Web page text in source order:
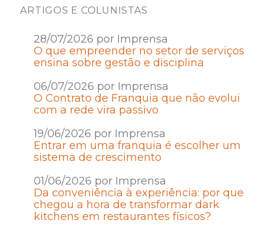
ARTIGOS E COLUNISTAS
28/07/2026 por Imprensa
O que empreender no setor de serviços
ensina sobre gestão e disciplina
06/07/2026 por Imprensa
O Contrato de Franquia que não evolui
com a rede vira passivo
19/06/2026 por Imprensa
Entrar em uma franquia é escolher um
sistema de crescimento
01/06/2026 por Imprensa
Da conveniência à experiência: por que
chegou a hora de transformar dark
kitchens em restaurantes físicos?